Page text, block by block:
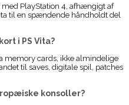
med PlayStation 4, afhængigt af
til en spændende håndholdt del
i PS Vita?
memory cards, ikke almindelige
til saves, digitale spil, patches
konsoller?